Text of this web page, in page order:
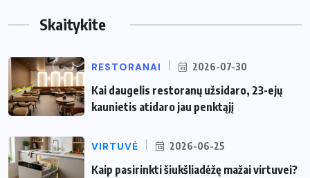
Skaitykite
RESTORANAI 2026-07-30
Kai daugelis restoranų užsidaro, 23-ejų
kaunietis atidaro jau penktąjį
VIRTUVĖ 2026-06-25
Kaip pasirinkti šiukšliadėžę mažai virtuvei?